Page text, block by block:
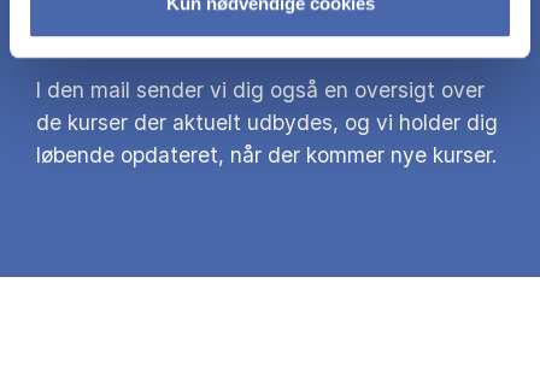
formularen og modtag vores brochure på mail.
I den mail sender vi dig også en oversigt over
de kurser der aktuelt udbydes, og vi holder dig
løbende opdateret, når der kommer nye kurser.